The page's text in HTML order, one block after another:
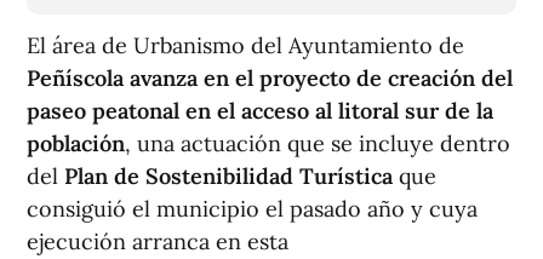
El área de Urbanismo del Ayuntamiento de
Peñíscola avanza en el proyecto de creación del
paseo peatonal en el acceso al litoral sur de la
población, una actuación que se incluye dentro
del Plan de Sostenibilidad Turística que
consiguió el municipio el pasado año y cuya
ejecución arranca en esta